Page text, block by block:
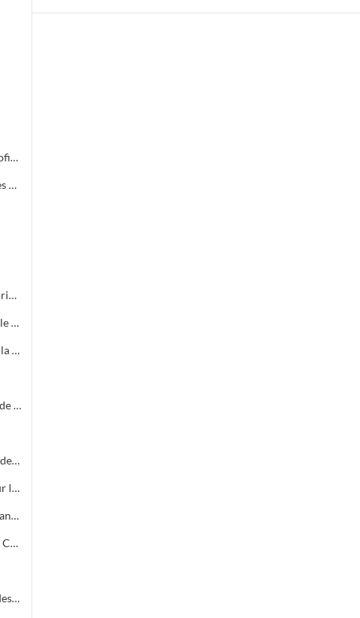
16ème expo vente des animaux et produits de la ferme au profit des orphelins des sapeurs-pompiers aux halles de Bruèges
Art Alès une réussite qui commande le musée du verre et Alès capitale des Cévennes, départ du chemin des verriers.
21è Congrès régional de l’Association des techniciens territoriaux.
L’Association « les amis des Cévennes » œuvre pour protéger le patrimoine cévenol.
105e Congrès du Club Cévenol. Découvrons les châteaux de la Vaunage
Conférence de Daniel TRAVIER lors de la rentrée solennelle de l'Académie Cévenole
Le sous-préfet Stéphane GUYON intronisé dans la Confrérie des Mange Tripes
Animations de l'association Renaissance du Fort Vauban pour le Téléthon
Concert d’Alain Mammoser à la Cathédrale au profit de l’Enfance Inadaptée.
Partenariat de l'Association Graine de Lire avec la Fondation Crédit Mutuel
Remise du prix de l'Académie Cévenole à 5 élèves de l'école des Mines pour leur travail sur la mine et ses conséquences sur l'économie et les paysages.